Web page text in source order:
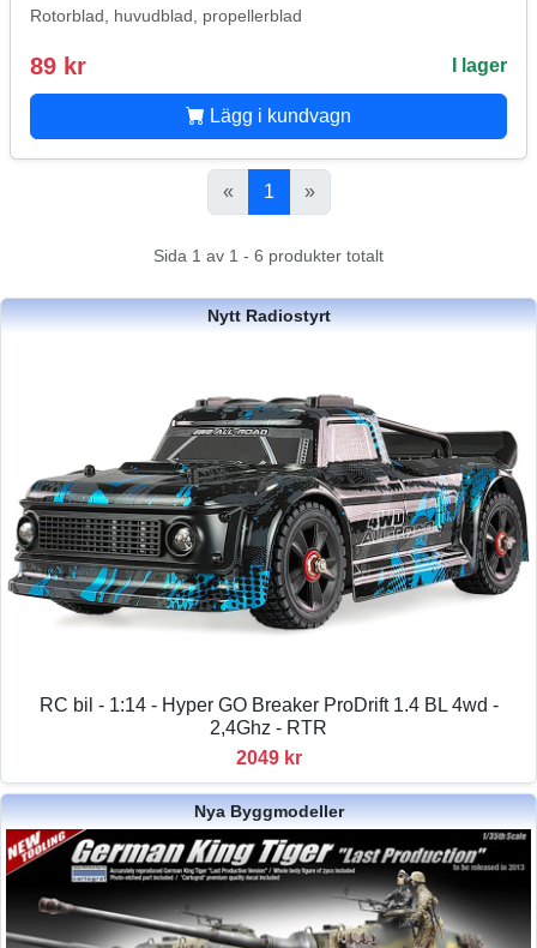
Rotorblad, huvudblad, propellerblad
89 kr I lager
Lägg i kundvagn
« 1 »
Sida 1 av 1 - 6 produkter totalt
Nytt Radiostyrt
RC bil - 1:14 - Hyper GO Breaker ProDrift 1.4 BL 4wd -
2,4Ghz - RTR
2049 kr
Nya Byggmodeller